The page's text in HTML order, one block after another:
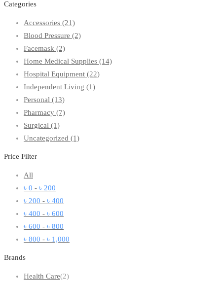
Categories
Accessories (21)
Blood Pressure (2)
Facemask (2)
Home Medical Supplies (14)
Hospital Equipment (22)
Independent Living (1)
Personal (13)
Pharmacy (7)
Surgical (1)
Uncategorized (1)
Price Filter
All
৳ 0 - ৳ 200
৳ 200 - ৳ 400
৳ 400 - ৳ 600
৳ 600 - ৳ 800
৳ 800 - ৳ 1,000
Brands
Health Care(2)